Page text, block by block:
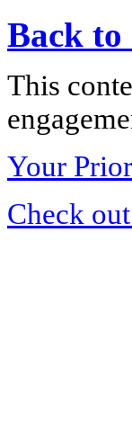
Back
This
Your
Check